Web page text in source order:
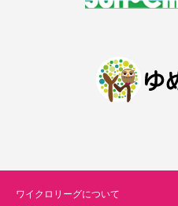
ワイクロリーグについて